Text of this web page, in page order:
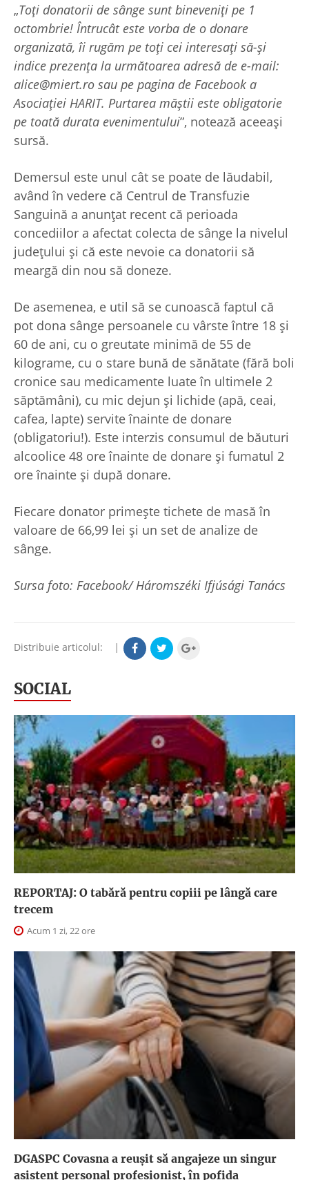
„Toți donatorii de sânge sunt bineveniți pe 1
octombrie! Întrucât este vorba de o donare
organizată, îi rugăm pe toți cei interesați să-și
indice prezența la următoarea adresă de e-mail:
alice@miert.ro sau pe pagina de Facebook a
Asociației HARIT. Purtarea măștii este obligatorie
pe toată durata evenimentului”, notează aceeași
sursă.
Demersul este unul cât se poate de lăudabil,
având în vedere că Centrul de Transfuzie
Sanguină a anunțat recent că perioada
concediilor a afectat colecta de sânge la nivelul
județului și că este nevoie ca donatorii să
meargă din nou să doneze.
De asemenea, e util să se cunoască faptul că
pot dona sânge persoanele cu vârste între 18 și
60 de ani, cu o greutate minimă de 55 de
kilograme, cu o stare bună de sănătate (fără boli
cronice sau medicamente luate în ultimele 2
săptămâni), cu mic dejun şi lichide (apă, ceai,
cafea, lapte) servite înainte de donare
(obligatoriu!). Este interzis consumul de băuturi
alcoolice 48 ore înainte de donare și fumatul 2
ore înainte şi după donare.
Fiecare donator primește tichete de masă în
valoare de 66,99 lei și un set de analize de
sânge.
Sursa foto: Facebook/ Háromszéki Ifjúsági Tanács
Distribuie articolul: |
SOCIAL
REPORTAJ: O tabără pentru copiii pe lângă care
trecem
Acum 1 zi, 22 ore
DGASPC Covasna a reuşit să angajeze un singur
asistent personal profesionist, în pofida